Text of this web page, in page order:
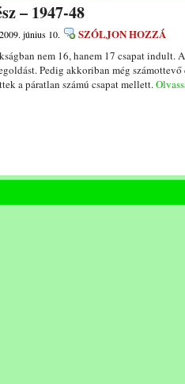
– 1947-48
június 10. SZÓLJON HOZZÁ
nem 16, hanem 17 csapat indult.
Pedig akkoriban még
a páratlan számú csapat mellett.